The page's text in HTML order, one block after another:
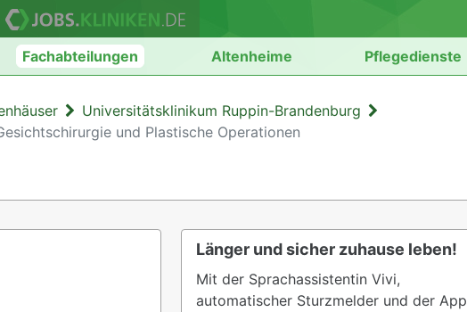
Fachabteilungen Altenheime Pflegedienste
Universitätsklinikum Ruppin-Brandenburg
und Plastische Operationen
Länger und sicher zuhause leben!
Mit der Sprachassistentin Vivi,
automatischer Sturzmelder und der App